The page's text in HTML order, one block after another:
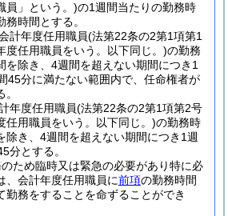
員」という。)の1週間当たりの勤務時
時間とする。
計年度任用職員(法第22条の2第1項第1
度任用職員をいう。以下同じ。)の勤務
を除き、4週間を超えない期間につき1
45分に満たない範囲内で、任命権者が
年度任用職員(法第22条の2第1項第2号
任用職員をいう。以下同じ。)の勤務時
除き、4週間を超えない期間につき1週
分とする。
ため臨時又は緊急の必要があり特に必
、会計年度任用職員に前項の勤務時間
勤務をすることを命ずることができ